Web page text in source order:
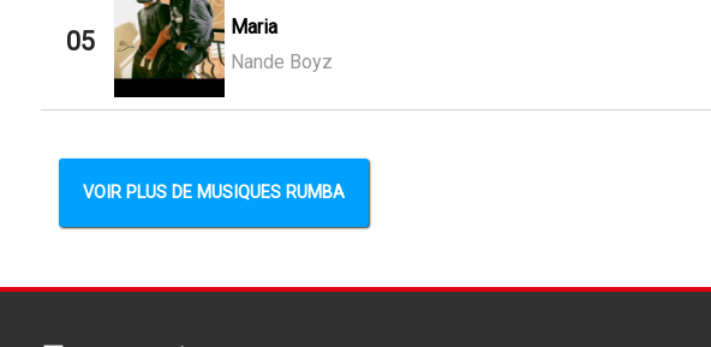
05
Maria
Nande Boyz
VOIR PLUS DE MUSIQUES RUMBA